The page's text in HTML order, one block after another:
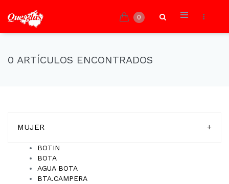
0
0 ARTÍCULOS ENCONTRADOS
MUJER +
BOTIN
BOTA
AGUA BOTA
BTA.CAMPERA